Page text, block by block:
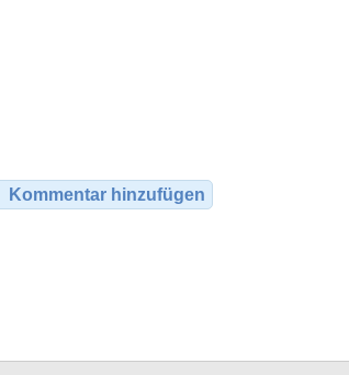
Kommentar hinzufügen